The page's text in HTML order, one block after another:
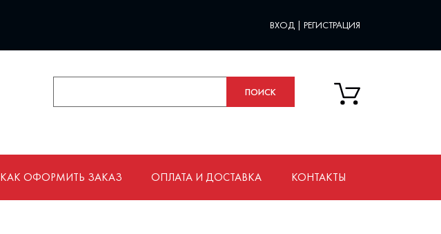
ВХОД | РЕГИСТРАЦИЯ
КАК ОФОРМИТЬ ЗАКАЗ ОПЛАТА И ДОСТАВКА КОНТАКТЫ